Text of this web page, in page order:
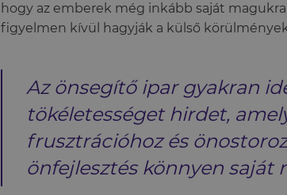
hogy az emberek még inkább saját
figyelmen kívül hagyják a külső
Az önsegítő ipar gyakran
tökéletességet hirdet,
frusztrációhoz és
önfejlesztés könnyen saját